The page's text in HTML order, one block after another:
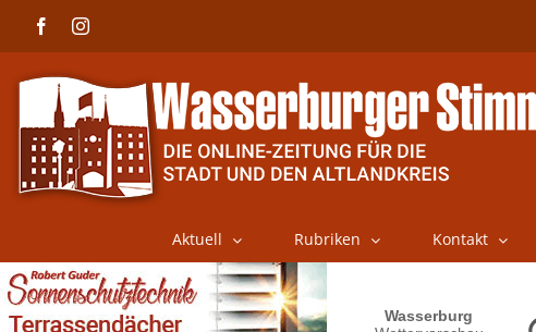
FacebookInstagram
Aktuell Rubriken Kontakt